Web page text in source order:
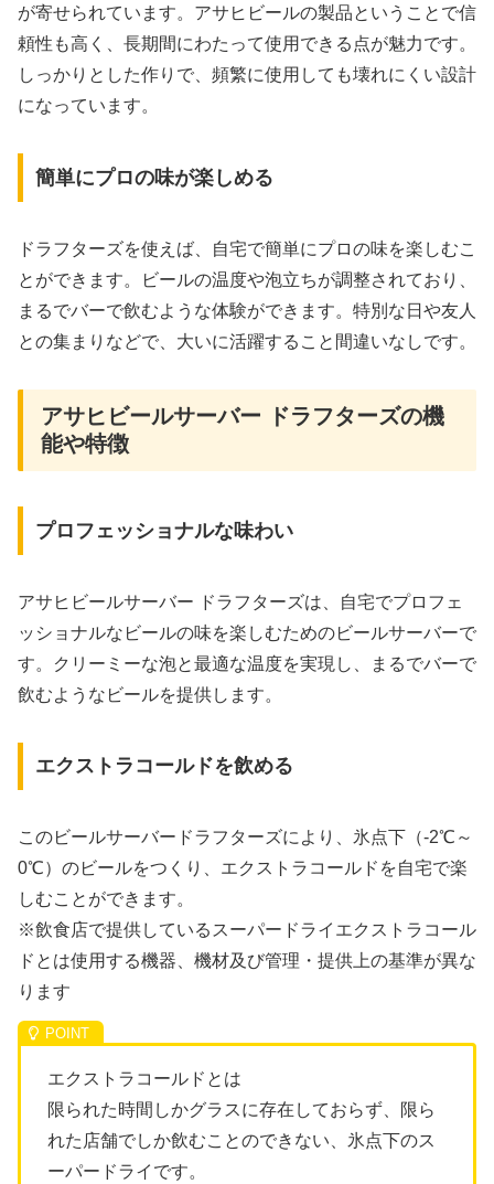
が寄せられています。アサヒビールの製品ということで信
頼性も高く、長期間にわたって使用できる点が魅力です。
しっかりとした作りで、頻繁に使用しても壊れにくい設計
になっています。
簡単にプロの味が楽しめる
ドラフターズを使えば、自宅で簡単にプロの味を楽しむこ
とができます。ビールの温度や泡立ちが調整されており、
まるでバーで飲むような体験ができます。特別な日や友人
との集まりなどで、大いに活躍すること間違いなしです。
アサヒビールサーバー ドラフターズの機
能や特徴
プロフェッショナルな味わい
アサヒビールサーバー ドラフターズは、自宅でプロフェ
ッショナルなビールの味を楽しむためのビールサーバーで
す。クリーミーな泡と最適な温度を実現し、まるでバーで
飲むようなビールを提供します。
エクストラコールドを飲める
このビールサーバードラフターズにより、氷点下（-2℃～
0℃）のビールをつくり、エクストラコールドを自宅で楽
しむことができます。
※飲食店で提供しているスーパードライエクストラコール
ドとは使用する機器、機材及び管理・提供上の基準が異な
ります
エクストラコールドとは
限られた時間しかグラスに存在しておらず、限ら
れた店舗でしか飲むことのできない、氷点下のス
ーパードライです。